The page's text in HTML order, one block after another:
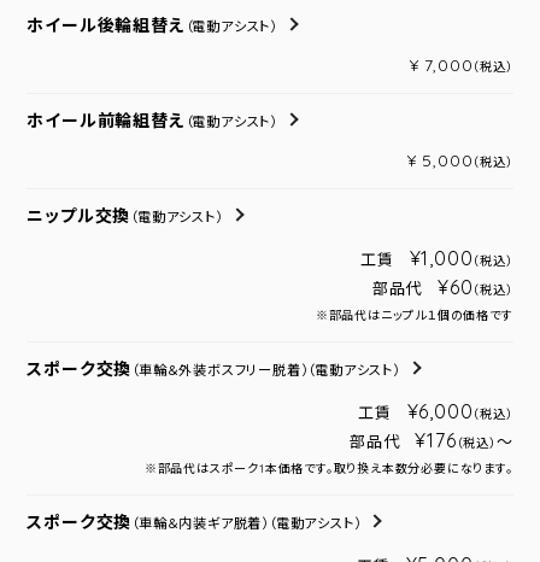
ホイール後輪組替え （電動アシスト）
¥ 7,000 （税込）
ホイール前輪組替え （電動アシスト）
¥ 5,000 （税込）
ニップル交換 （電動アシスト）
工賃 ¥1,000 （税込）
部品代 ¥60 （税込）
※部品代はニップル１個の価格です
スポーク交換 （車輪＆外装ボスフリー脱着） （電動アシスト）
工賃 ¥6,000 （税込）
部品代 ¥176 （税込） ～
※部品代はスポーク1本価格です。取り換え本数分必要になります。
スポーク交換 （車輪＆内装ギア脱着） （電動アシスト）